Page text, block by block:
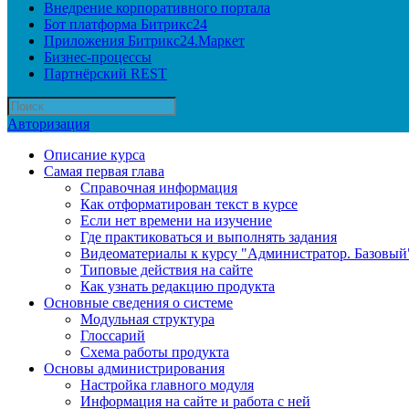
Внедрение корпоративного портала
Бот платформа Битрикс24
Приложения Битрикс24.Маркет
Бизнес-процессы
Партнёрский REST
Авторизация
Описание курса
Самая первая глава
Справочная информация
Как отформатирован текст в курсе
Если нет времени на изучение
Где практиковаться и выполнять задания
Видеоматериалы к курсу "Администратор.
Типовые действия на сайте
Как узнать редакцию продукта
Основные сведения о системе
Модульная структура
Глоссарий
Схема работы продукта
Основы администрирования
Настройка главного модуля
Информация на сайте и работа с ней